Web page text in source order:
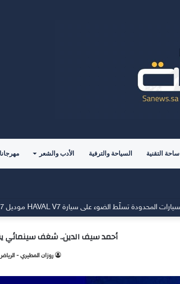
ساحة التقنية السياحة والترفية الأدب والشعر
أحمد سيف الدين.. شغف سينمائي
‫روزان المطيري -